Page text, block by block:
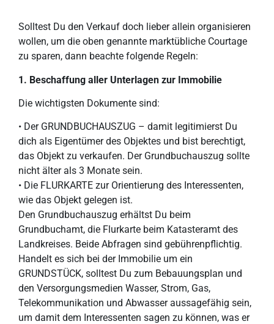
Solltest Du den Verkauf doch lieber allein organisieren
wollen, um die oben genannte marktübliche Courtage
zu sparen, dann beachte folgende Regeln:
1. Beschaffung aller Unterlagen zur Immobilie
Die wichtigsten Dokumente sind:
• Der GRUNDBUCHAUSZUG – damit legitimierst Du
dich als Eigentümer des Objektes und bist berechtigt,
das Objekt zu verkaufen. Der Grundbuchauszug sollte
nicht älter als 3 Monate sein.
• Die FLURKARTE zur Orientierung des Interessenten,
wie das Objekt gelegen ist.
Den Grundbuchauszug erhältst Du beim
Grundbuchamt, die Flurkarte beim Katasteramt des
Landkreises. Beide Abfragen sind gebührenpflichtig.
Handelt es sich bei der Immobilie um ein
GRUNDSTÜCK, solltest Du zum Bebauungsplan und
den Versorgungsmedien Wasser, Strom, Gas,
Telekommunikation und Abwasser aussagefähig sein,
um damit dem Interessenten sagen zu können, was er